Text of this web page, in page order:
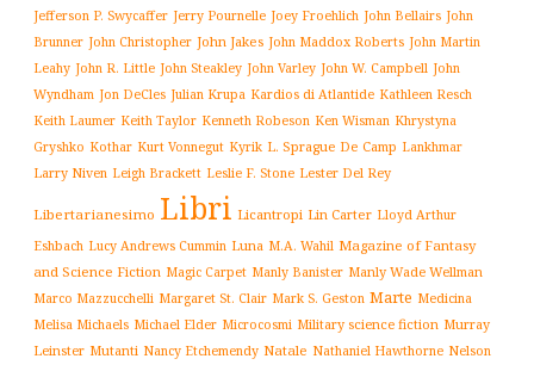
Jefferson P. Swycaffer Jerry Pournelle Joey Froehlich John Bellairs John
Brunner John Christopher John Jakes John Maddox Roberts John Martin
Leahy John R. Little John Steakley John Varley John W. Campbell John
Wyndham Jon DeCles Julian Krupa Kardios di Atlantide Kathleen Resch
Keith Laumer Keith Taylor Kenneth Robeson Ken Wisman Khrystyna
Gryshko Kothar Kurt Vonnegut Kyrik L. Sprague De Camp Lankhmar
Larry Niven Leigh Brackett Leslie F. Stone Lester Del Rey
Libertarianesimo Libri Licantropi Lin Carter Lloyd Arthur
Eshbach Lucy Andrews Cummin Luna M.A. Wahil Magazine of Fantasy
and Science Fiction Magic Carpet Manly Banister Manly Wade Wellman
Marco Mazzucchelli Margaret St. Clair Mark S. Geston Marte Medicina
Melisa Michaels Michael Elder Microcosmi Military science fiction Murray
Leinster Mutanti Nancy Etchemendy Natale Nathaniel Hawthorne Nelson